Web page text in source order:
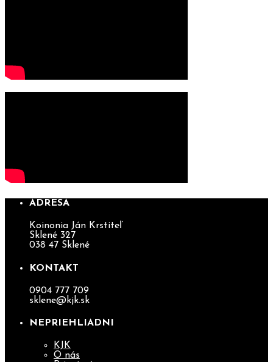
ADRESA
Koinonia Ján Krstiteľ
Sklené 327
038 47 Sklené
KONTAKT
0904 777 709
sklene@kjk.sk
NEPRIEHLIADNI
KJK
O nás